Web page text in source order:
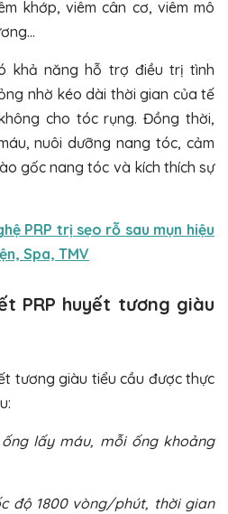
khớp, viêm cân cơ, viêm mô
khả năng hỗ trợ điều trị tình
nhờ kéo dài thời gian của tế
cho tóc rụng. Đồng thời,
nuôi dưỡng nang tóc, cảm
gốc nang tóc và kích thích sự
PRP trị sẹo rỗ sau mụn hiệu
Spa, TMV
PRP huyết tương giàu
tương giàu tiểu cầu được thực
lấy máu, mỗi ống khoảng
độ 1800 vòng/phút, thời gian